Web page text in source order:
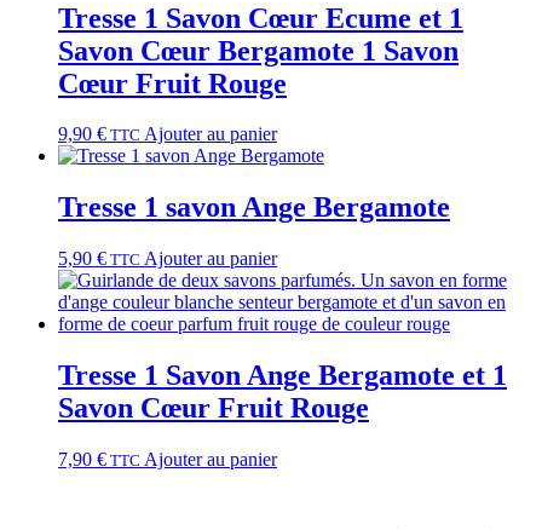
Tresse 1 Savon Cœur Ecume et 1
Savon Cœur Bergamote 1 Savon
Cœur Fruit Rouge
9,90 € TTC Ajouter au panier
Tresse 1 savon Ange Bergamote
5,90 € TTC Ajouter au panier
Tresse 1 Savon Ange Bergamote et 1
Savon Cœur Fruit Rouge
7,90 € TTC Ajouter au panier